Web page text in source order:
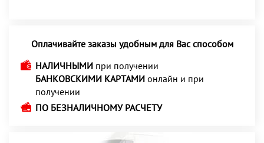
Оплачивайте заказы удобным для Вас способом
НАЛИЧНЫМИ при получении
БАНКОВСКИМИ КАРТАМИ онлайн и при
получении
ПО БЕЗНАЛИЧНОМУ РАСЧЕТУ